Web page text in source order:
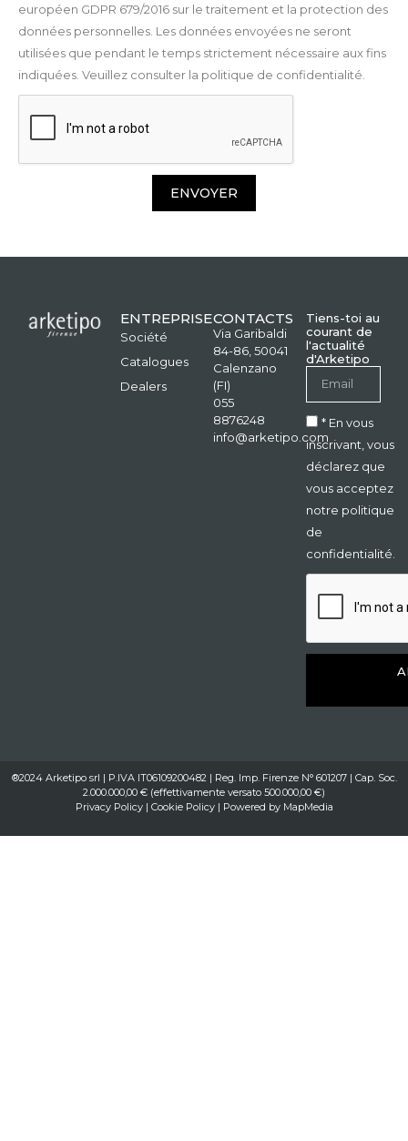
européen GDPR 679/2016 sur le traitement et la protection des
données personnelles. Les données envoyées ne seront
utilisées que pendant le temps strictement nécessaire aux fins
indiquées. Veuillez consulter la politique de confidentialité.
ENVOYER
ENTREPRISE
Société
Catalogues
Dealers
CONTACTS
Via Garibaldi
84-86, 50041
Calenzano
(FI)
055
8876248
info@arketipo.com
Tiens-toi au
courant de
l'actualité
d'Arketipo
* En vous
inscrivant, vous
déclarez que
vous acceptez
notre politique
de
confidentialité.
®2024 Arketipo srl | P.IVA IT06109200482 | Reg. Imp. Firenze N° 601207 | Cap. Soc.
2.000.000,00 € (effettivamente versato 500.000,00 €)
Privacy Policy| Cookie Policy| Powered by MapMedia